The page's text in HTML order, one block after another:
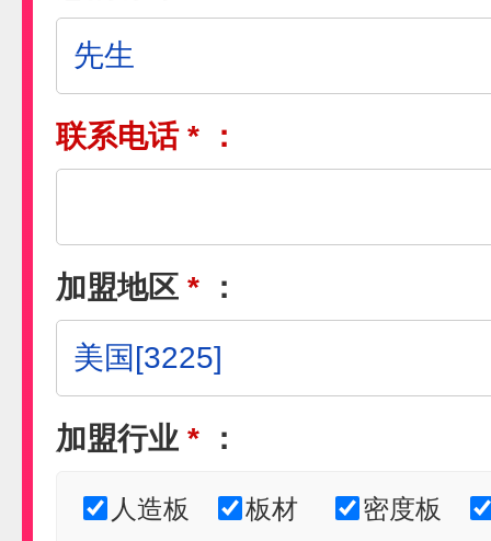
联系电话 * ：
加盟地区 * ：
加盟行业 * ：
人造板 板材
密度板